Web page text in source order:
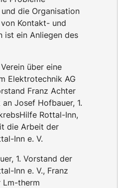
die Organisation
Kontakt- und
ist ein Anliegen des
über eine
Elektrotechnik AG
Franz Achter
Josef Hofbauer, 1.
Rottal-Inn,
die Arbeit der
Inn e. V.
1. Vorstand der
Inn e. V., Franz
Lm-therm